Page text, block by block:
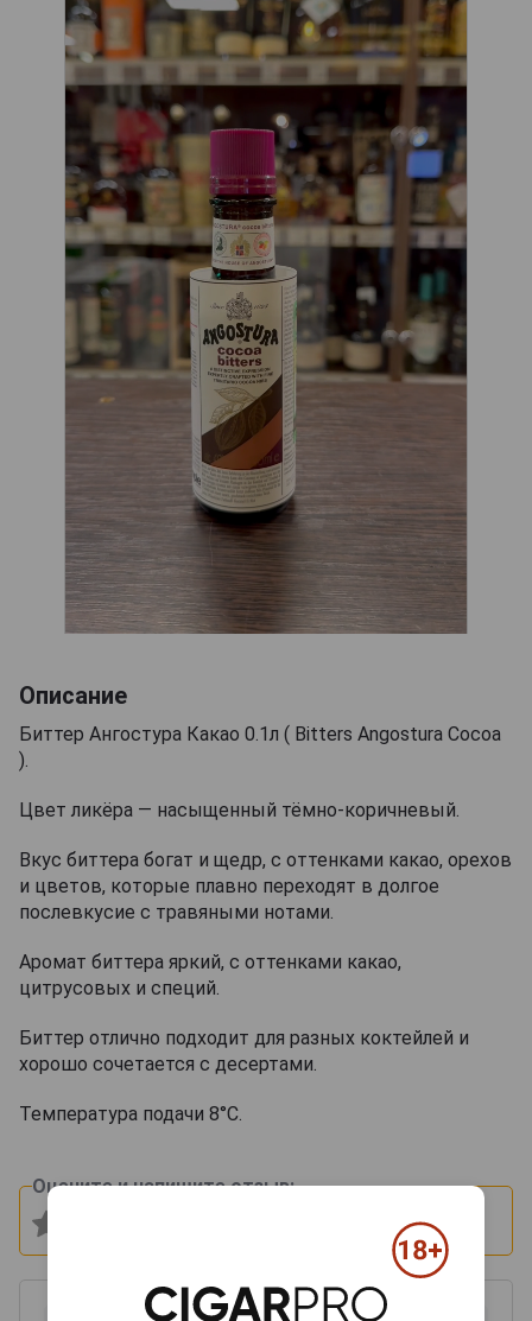
Описание
Биттер Ангостура Какао 0.1л ( Bitters Angostura Cocoa
).
Цвет ликёра — насыщенный тёмно-коричневый.
Вкус биттера богат и щедр, с оттенками какао, орехов
и цветов, которые плавно переходят в долгое
послевкусие с травяными нотами.
Аромат биттера яркий, с оттенками какао,
цитрусовых и специй.
Биттер отлично подходит для разных коктейлей и
хорошо сочетается с десертами.
Температура подачи 8°С.
Оцените и напишите отзыв: